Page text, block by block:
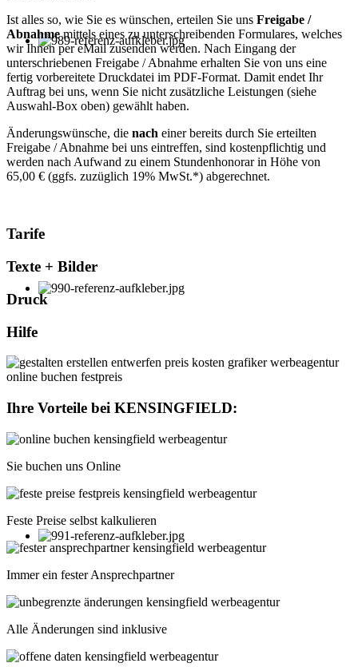
Ist alles so, wie Sie es wünschen, erteilen Sie uns Freigabe /
Abnahmemittels eines zu unterschreibenden Formulares, welches
wir Ihnen per eMail zusenden werden. Nach Eingang der
unterschriebenen Freigabe / Abnahme erhalten Sie von uns eine
fertig vorbereitete Druckdatei im PDF-Format. Damit endet Ihr
Auftrag bei uns, wenn Sie nicht zusätzliche Leistungen (siehe
Auswahl-Box oben) gewählt haben.
Änderungswünsche, die nach einer bereits durch Sie erteilten
Freigabe / Abnahme bei uns eintreffen, sind kostenpflichtig und
werden nach Aufwand zu einem Stundenhonorar in Höhe von
65,00 € (ggfs. zuzüglich 19% MwSt.*) abgerechnet.
Tarife
Texte + Bilder
Druck
Hilfe
Ihre Vorteile bei KENSINGFIELD:
Sie buchen uns Online
Feste Preise selbst kalkulieren
Immer ein fester Ansprechpartner
Alle Änderungen sind inklusive